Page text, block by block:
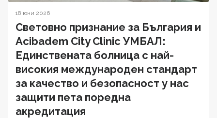
18 юни 2026
Световно признание за България и
Acibadem City Clinic УМБАЛ:
Единствената болница с най-
високия международен стандарт
за качество и безопасност у нас
защити пета поредна
акредитация